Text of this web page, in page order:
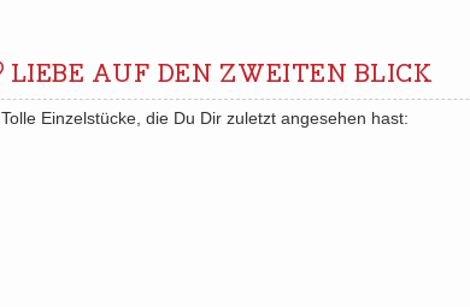
LIEBE AUF DEN ZWEITEN BLICK
Tolle Einzelstücke, die Du Dir zuletzt angesehen hast: